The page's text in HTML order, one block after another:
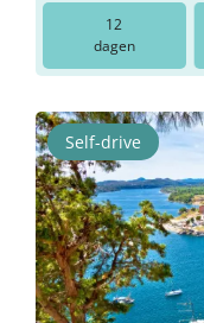
12
dagen
Self-drive